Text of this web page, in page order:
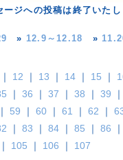
ージへの投稿は終了いた
» 12.9～12.18 »
｜ 12 ｜ 13 ｜ 14 ｜ 15 ｜
｜ 36 ｜ 37 ｜ 38 ｜ 39 ｜
｜ 59 ｜ 60 ｜ 61 ｜ 62 ｜
｜ 83 ｜ 84 ｜ 85 ｜ 86 ｜
｜ 105 ｜ 106 ｜ 107